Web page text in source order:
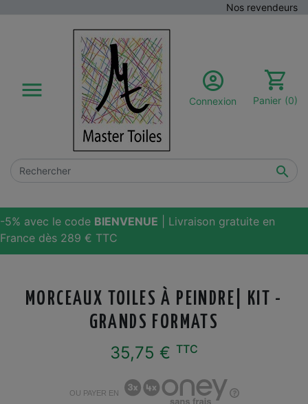
Nos revendeurs


Connexion Panier (0)
-5% avec le code BIENVENUE | Livraison gratuite en
France dès 289 € TTC
MORCEAUX TOILES À PEINDRE| KIT -
GRANDS FORMATS
35,75 € TTC
OU PAYER EN